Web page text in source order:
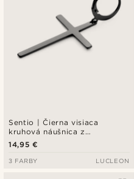
Sentio | Čierna visiaca
kruhová náušnica z
nehrdzavejúcej ocele s
krížom
14,95 €
3 FARBY LUCLEON